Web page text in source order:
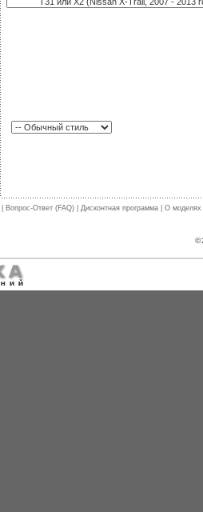
Вопрос-Ответ (FAQ) Дисконтная программа О моделях
©